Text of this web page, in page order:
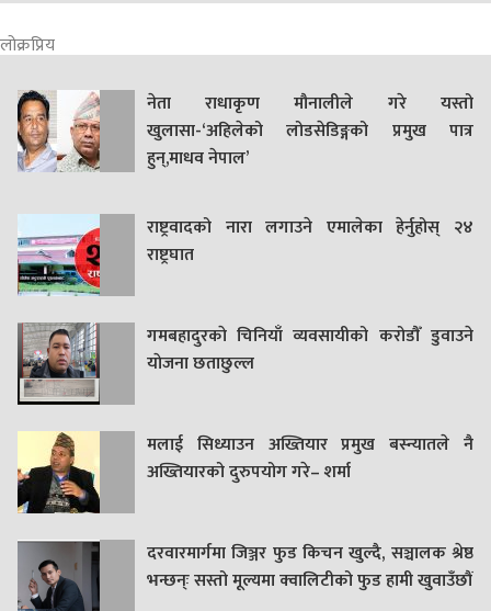
लोक्रप्रिय
नेता राधाकृण मौनालीले गरे यस्तो
खुलासा-‘अहिलेको लोडसेडिङ्गको प्रमुख पात्र
हुन्,माधव नेपाल’
राष्ट्रवादको नारा लगाउने एमालेका हेर्नुहोस् २४
राष्ट्रघात
गमबहादुरकाे चिनियाँ व्यवसायीको करोडौँ डुवाउने
याेजना छताछुल्ल
मलाई सिध्याउन अख्तियार प्रमुख बस्न्यातले नै
अख्तियारको दुरुपयोग गरे– शर्मा
दरवारमार्गमा जिञ्जर फुड किचन खुल्दै, सञ्चालक श्रेष्ठ
भन्छन्ः सस्तो मूल्यमा क्वालिटीको फुड हामी खुवाउँछौं